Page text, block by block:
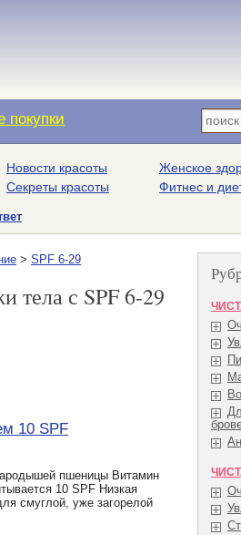
покупки
Новости красоты
Секреты красоты
Женское
Фитнес и
> SPF 6-29
тела с SPF 6-29
10 SPF
пшеницы Витамин
10 SPF Низкая
смуглой, уже загорелой